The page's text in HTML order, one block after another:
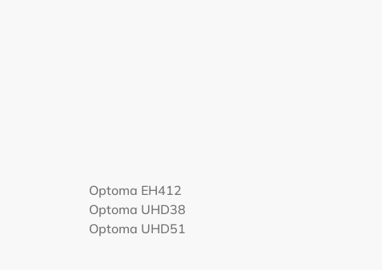
Optoma EH412
Optoma UHD38
Optoma UHD51